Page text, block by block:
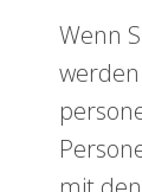
Wenn